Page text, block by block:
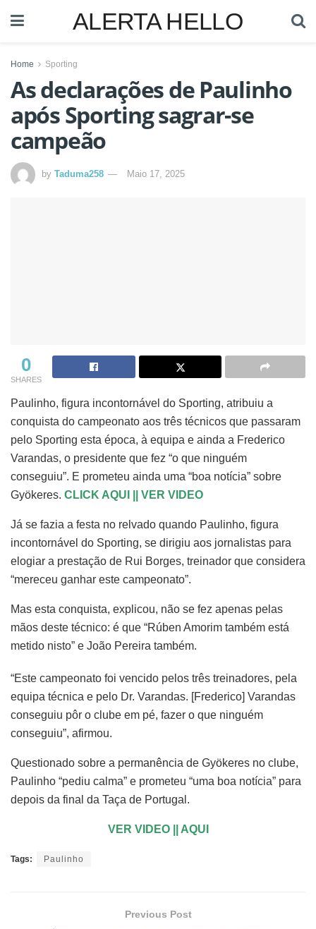
ALERTA HELLO
Home Sporting
As declarações de Paulinho
após Sporting sagrar-se
campeão
by Taduma258 Maio 17, 2025
0
SHARES
Paulinho, figura incontornável do Sporting, atribuiu a
conquista do campeonato aos três técnicos que passaram
pelo Sporting esta época, à equipa e ainda a Frederico
Varandas, o presidente que fez “o que ninguém
conseguiu”. E prometeu ainda uma “boa notícia” sobre
Gyökeres. CLICK AQUI || VER VIDEO
Já se fazia a festa no relvado quando Paulinho, figura
incontornável do Sporting, se dirigiu aos jornalistas para
elogiar a prestação de Rui Borges, treinador que considera
“mereceu ganhar este campeonato”.
Mas esta conquista, explicou, não se fez apenas pelas
mãos deste técnico: é que “Rúben Amorim também está
metido nisto” e João Pereira também.
“Este campeonato foi vencido pelos três treinadores, pela
equipa técnica e pelo Dr. Varandas. [Frederico] Varandas
conseguiu pôr o clube em pé, fazer o que ninguém
conseguiu”, afirmou.
Questionado sobre a permanência de Gyökeres no clube,
Paulinho “pediu calma” e prometeu “uma boa notícia” para
depois da final da Taça de Portugal.
VER VIDEO || AQUI
Tags: Paulinho
Previous Post